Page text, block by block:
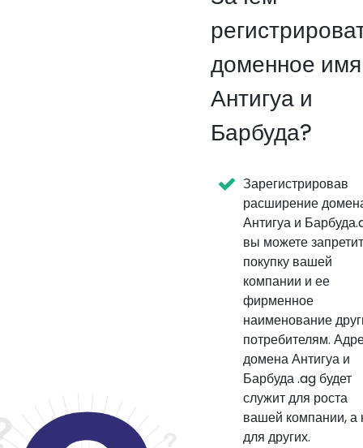
доменное
Антигуа и
Барбуда?
Зарегистрировав
расширение
Антигуа и
вы можете
покупку вашей
компании и ее
фирменное
наименование
потребителям.
домена Антигуа и
Барбуда .ag будет
служит для роста
вашей компании, а
для других.